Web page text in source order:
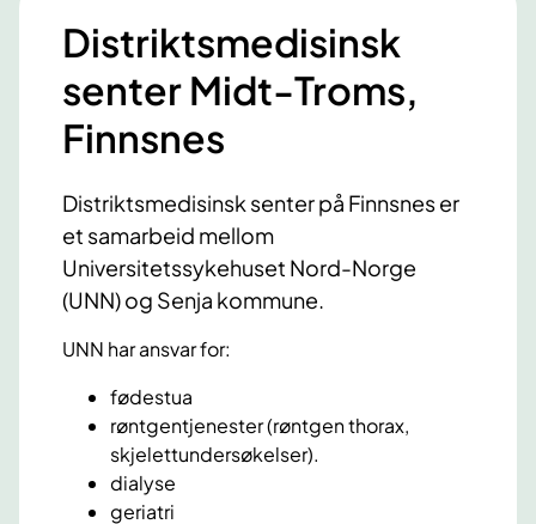
Distriktsmedisinsk
senter Midt-Troms,
Finnsnes
Distriktsmedisinsk senter på Finnsnes er
et samarbeid mellom
Universitetssykehuset Nord-Norge
(UNN) og Senja kommune.
UNN har ansvar for:
fødestua
røntgentjenester (røntgen thorax,
skjelettundersøkelser).
dialyse
geriatri